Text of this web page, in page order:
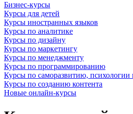
Бизнес-курсы
Курсы для детей
Курсы иностранных языков
Курсы по аналитике
Курсы по дизайну
Курсы по маркетингу
Курсы по менеджменту
Курсы по программированию
Курсы по саморазвитию, психологии
Курсы по созданию контента
Новые онлайн‑курсы